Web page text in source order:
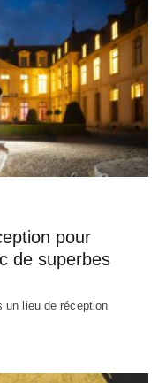
pour
de superbes
un lieu de réception